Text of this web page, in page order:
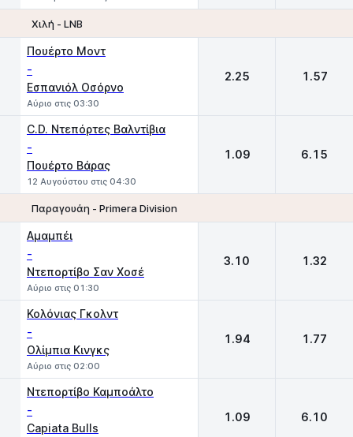
Χιλή - LNB
Πουέρτο Μοντ
-
Εσπανιόλ Οσόρνο
Αύριο στις 03:30
2.25 1.57
C.D. Ντεπόρτες Βαλντίβια
-
Πουέρτο Βάρας
12 Αυγούστου στις 04:30
1.09 6.15
Παραγουάη - Primera Division
Αμαμπέι
-
Ντεπορτίβο Σαν Χοσέ
Αύριο στις 01:30
3.10 1.32
Κολόνιας Γκολντ
-
Ολίμπια Κινγκς
Αύριο στις 02:00
1.94 1.77
Ντεπορτίβο Καμποάλτο
-
Capiata Bulls
1.09 6.10